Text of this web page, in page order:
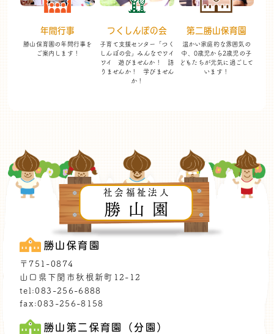
年間行事
勝山保育園の年間行事を
ご案内します！
つくしんぼの会
子育て支援センター「つく
しんぼの会」 みんなでワイ
ワイ 遊びませんか！
語
りませんか！ 学びません
か！
第二勝山保育園
温かい家庭的な雰囲気の
中、 0歳児から2歳児の子
どもたちが元気に過ごして
います！
社会福祉法人
勝山園
勝山保育園
〒751-0874
山口県下関市秋根新町12-12
tel:083-256-6888
fax:083-256-8158
勝山第二保育園（分園）